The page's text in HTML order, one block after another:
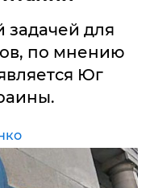
задачей для
по мнению
Юг